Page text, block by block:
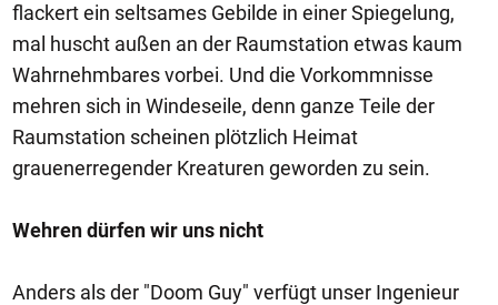
flackert ein seltsames Gebilde in einer Spiegelung,
mal huscht außen an der Raumstation etwas kaum
Wahrnehmbares vorbei. Und die Vorkommnisse
mehren sich in Windeseile, denn ganze Teile der
Raumstation scheinen plötzlich Heimat
grauenerregender Kreaturen geworden zu sein.
Wehren dürfen wir uns nicht
Anders als der "Doom Guy" verfügt unser Ingenieur